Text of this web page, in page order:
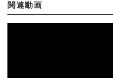
関連動画